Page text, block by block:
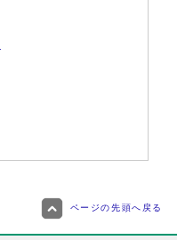
ページの先頭へ戻る